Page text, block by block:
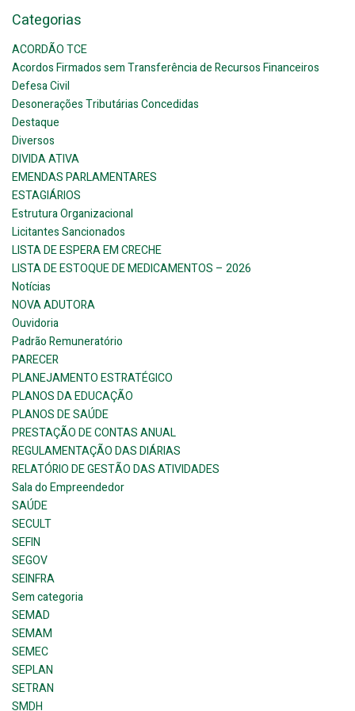
Categorias
ACORDÃO TCE
Acordos Firmados sem Transferência de Recursos Financeiros
Defesa Civil
Desonerações Tributárias Concedidas
Destaque
Diversos
DIVIDA ATIVA
EMENDAS PARLAMENTARES
ESTAGIÁRIOS
Estrutura Organizacional
Licitantes Sancionados
LISTA DE ESPERA EM CRECHE
LISTA DE ESTOQUE DE MEDICAMENTOS – 2026
Notícias
NOVA ADUTORA
Ouvidoria
Padrão Remuneratório
PARECER
PLANEJAMENTO ESTRATÉGICO
PLANOS DA EDUCAÇÃO
PLANOS DE SAÚDE
PRESTAÇÃO DE CONTAS ANUAL
REGULAMENTAÇÃO DAS DIÁRIAS
RELATÓRIO DE GESTÃO DAS ATIVIDADES
Sala do Empreendedor
SAÚDE
SECULT
SEFIN
SEGOV
SEINFRA
Sem categoria
SEMAD
SEMAM
SEMEC
SEPLAN
SETRAN
SMDH